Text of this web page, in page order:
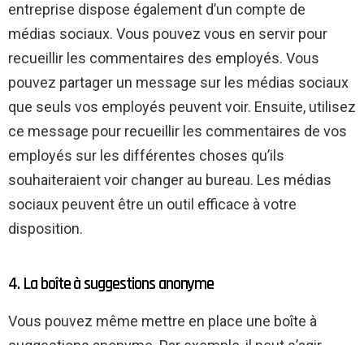
entreprise dispose également d’un compte de
médias sociaux. Vous pouvez vous en servir pour
recueillir les commentaires des employés. Vous
pouvez partager un message sur les médias sociaux
que seuls vos employés peuvent voir. Ensuite, utilisez
ce message pour recueillir les commentaires de vos
employés sur les différentes choses qu’ils
souhaiteraient voir changer au bureau. Les médias
sociaux peuvent être un outil efficace à votre
disposition.
4. La boîte à suggestions anonyme
Vous pouvez même mettre en place une boîte à